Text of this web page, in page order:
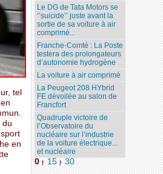
tel
du
en
Le DG de Tata Motors se
‘’suicide’’ juste avant la
sortie de sa voiture à air
comprimé...
Franche-Comté : La Poste
testera des prolongateurs
d’autonomie hydrogène
La voiture à air comprimé
La Peugeot 208 HYbrid
FE dévoilée au salon de
Francfort
Quadruple victoire de
l’Observatoire du
nucléaire sur l’industrie
de la voiture électrique...
et nucléaire
0 | 15 | 30